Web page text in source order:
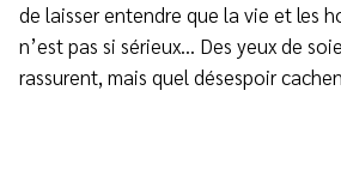
de laisser entendre que la vie et les
n’est pas si sérieux… Des yeux de
rassurent, mais quel désespoir